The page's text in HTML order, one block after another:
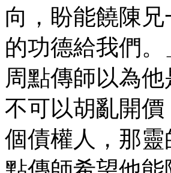
向，盼能饒陳
的功德給我們
周點傳師以為
不可以胡亂開
個債權人，那